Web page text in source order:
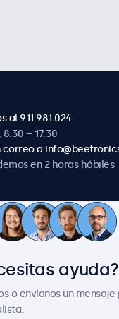
al 911 981 024
8:30 – 17:30
correo a
en 2 horas hábiles
Sobre
Noticias
ayuda?
o envíanos un